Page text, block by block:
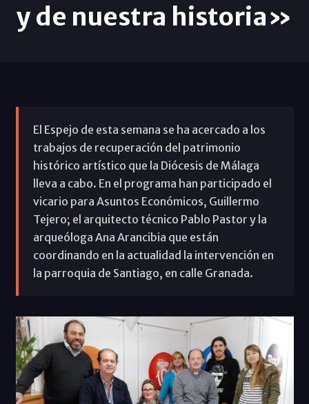
y de nuestra historia»
El Espejo de esta semana se ha acercado a los
trabajos de recuperación del patrimonio
histórico artístico que la Diócesis de Málaga
lleva a cabo. En el programa han participado el
vicario para Asuntos Económicos, Guillermo
Tejero; el arquitecto técnico Pablo Pastor y la
arqueóloga Ana Arancibia que están
coordinando en la actualidad la intervención en
la parroquia de Santiago, en calle Granada.